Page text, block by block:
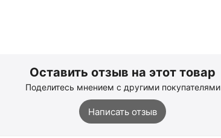
Оставить отзыв на этот товар
Поделитесь мнением с другими покупателями
Написать отзыв